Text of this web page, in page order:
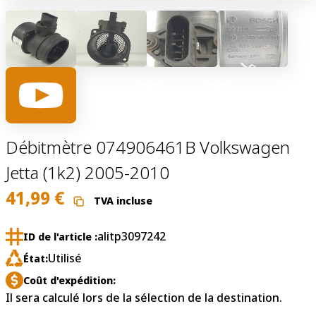
Débitmètre 074906461B Volkswagen
Jetta (1k2) 2005-2010
41,99 € TVA incluse
ID de l'article :alitp3097242
État:Utilisé
Coût d'expédition:
Il sera calculé lors de la sélection de la destination.